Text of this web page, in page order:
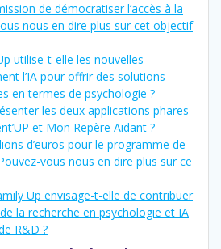
de démocratiser l’accès à la
nous en dire plus sur cet objectif
utilise-t-elle les nouvelles
l’IA pour offrir des solutions
en termes de psychologie ?
les deux applications phares
et Mon Repère Aidant ?
d’euros pour le programme de
vous nous en dire plus sur ce
Up envisage-t-elle de contribuer
la recherche en psychologie et IA
R&D ?